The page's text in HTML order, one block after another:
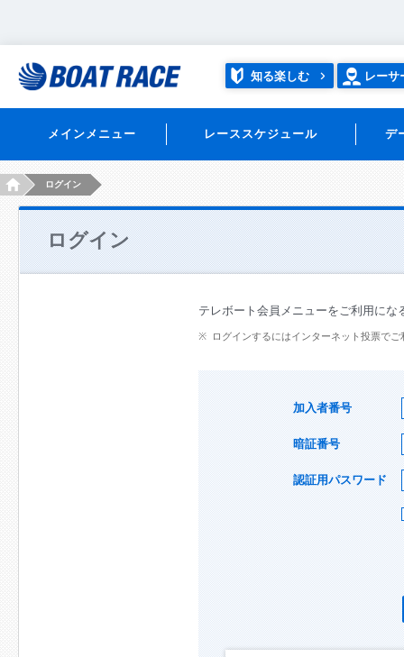
知る楽しむ レーサ
メインメニュー レーススケジュール デ
HOMEログイン
ログイン
テレボート会員メニューをご利用にな
ログインするにはインターネット投票で
加入者番号
暗証番号
認証用パスワード